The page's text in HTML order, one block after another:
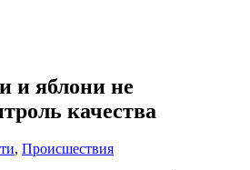
и яблони не
качества
, Происшествия